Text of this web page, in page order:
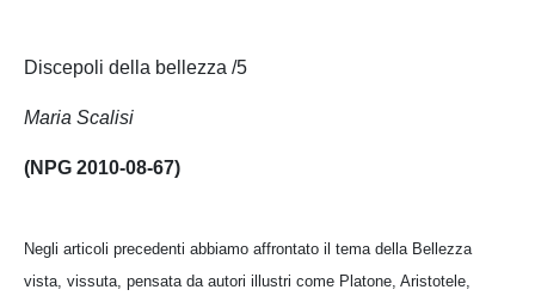
Discepoli della bellezza /5
Maria Scalisi
(NPG 2010-08-67)
Negli articoli precedenti abbiamo affrontato il tema della Bellezza
vista, vissuta, pensata da autori illustri come Platone, Aristotele,